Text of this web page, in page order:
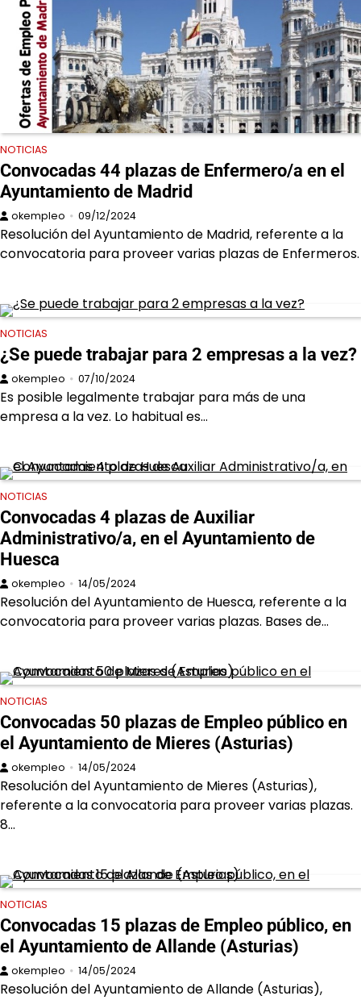
NOTICIAS
Convocadas 44 plazas de Enfermero/a en el
Ayuntamiento de Madrid
okempleo 09/12/2024
Resolución del Ayuntamiento de Madrid, referente a la
convocatoria para proveer varias plazas de Enfermeros.
NOTICIAS
¿Se puede trabajar para 2 empresas a la vez?
okempleo 07/10/2024
Es posible legalmente trabajar para más de una
empresa a la vez. Lo habitual es…
NOTICIAS
Convocadas 4 plazas de Auxiliar
Administrativo/a, en el Ayuntamiento de
Huesca
okempleo 14/05/2024
Resolución del Ayuntamiento de Huesca, referente a la
convocatoria para proveer varias plazas. Bases de…
NOTICIAS
Convocadas 50 plazas de Empleo público en
el Ayuntamiento de Mieres (Asturias)
okempleo 14/05/2024
Resolución del Ayuntamiento de Mieres (Asturias),
referente a la convocatoria para proveer varias plazas.
8…
NOTICIAS
Convocadas 15 plazas de Empleo público, en
el Ayuntamiento de Allande (Asturias)
okempleo 14/05/2024
Resolución del Ayuntamiento de Allande (Asturias),